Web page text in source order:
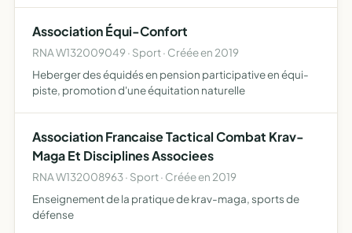
participer…
Association Équi-Confort
RNA W132009049 · Sport · Créée en 2019
Heberger des équidés en pension participative en équi-
piste, promotion d'une équitation naturelle
Association Francaise Tactical Combat Krav-
Maga Et Disciplines Associees
RNA W132008963 · Sport · Créée en 2019
Enseignement de la pratique de krav-maga, sports de
défense